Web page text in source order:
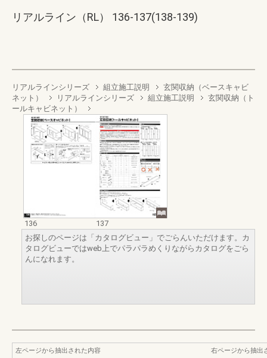
リアルライン（RL） 136-137(138-139)
リアルラインシリーズ 組立施工説明
玄関収納（ベースキャビ
ネット）
リアルラインシリーズ 組立施工説明
玄関収納（ト
ールキャビネット）
136
137
お探しのページは「カタログビュー」でごらんいただけます。カ
タログビューではweb上でパラパラめくりながらカタログをごら
んになれます。
左ページから抽出された内容
右ページから抽出